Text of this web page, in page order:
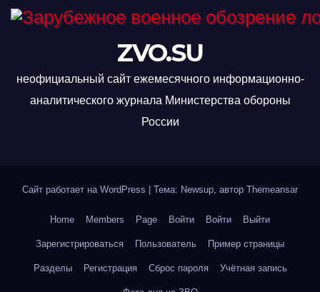
ZVO.SU
неофициальный сайт ежемесячного информационно-
аналитического журнала Министерства обороны
России
Сайт работает на WordPress Тема: Newsup, автор Themeansar
Home Members Page Войти Войти Выйти
Зарегистрироваться Пользователь Пример страницы
Разделы Регистрация Сброс пароля Учётная запись